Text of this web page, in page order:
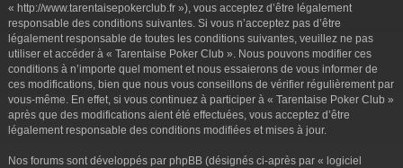
« http://www.tarentaisepokerclub.fr »), vous acceptez d’être légalement
responsable des conditions suivantes. Si vous n’acceptez pas d’être
légalement responsable de toutes les conditions suivantes, veuillez ne pas
utiliser et accéder à « Tarentaise Poker Club ». Nous pouvons modifier ces
conditions à n’importe quel moment et nous essaierons de vous informer de
ces modifications, bien que nous vous conseillons de vérifier régulièrement par
vous-même. En effet, si vous continuez à participer à « Tarentaise Poker Club »
après que des modifications aient été effectuées, vous acceptez d’être
légalement responsable des conditions modifiées et mises à jour.
Nos forums sont développés par phpBB (désignés ci-après par « logiciel